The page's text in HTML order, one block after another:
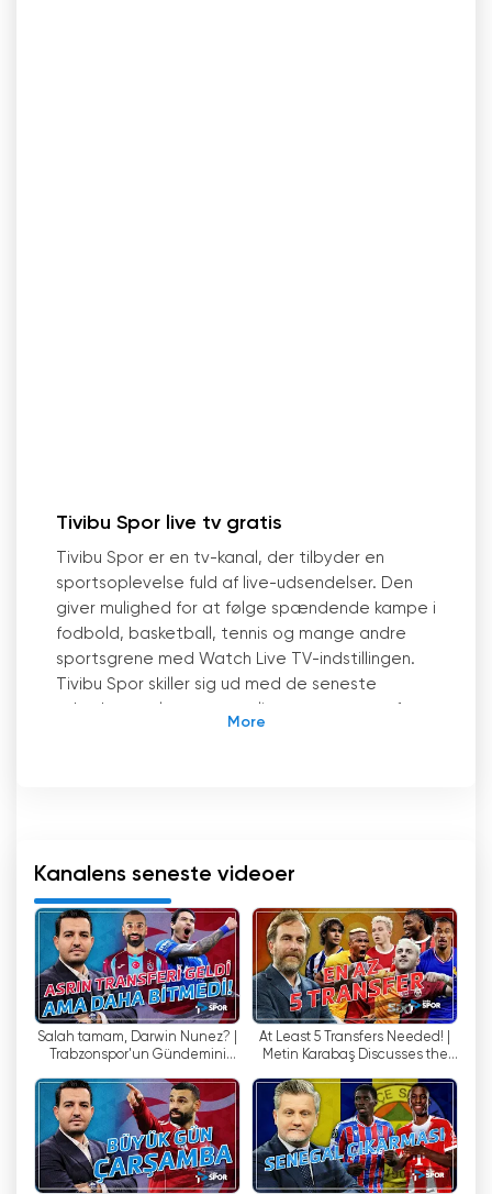
Tivibu Spor live tv gratis
Tivibu Spor er en tv-kanal, der tilbyder en
sportsoplevelse fuld af live-udsendelser. Den
giver mulighed for at følge spændende kampe i
fodbold, basketball, tennis og mange andre
sportsgrene med Watch Live TV-indstillingen.
Tivibu Spor skiller sig ud med de seneste
Türk Telekom. Kanalen sender populære
Tyrkiet samt internationale
sportsbegivenheder.
I samarbejde med beIN Sports Turkey har tivibu
Spor rettighederne til at sende tyske
fodboldligaer som Bundesliga og Bundesliga 2.
De sender også højdepunkter fra den belgiske
Pro League, den spanske La Liga, den italienske
Serie A og NBA-kampe. Disse
transmissionsrettigheder giver sportsfans
mulighed for at se kampe i forskellige ligaer.
Kanalens seneste videoer
Salah tamam, Darwin Nunez? |
Trabzonspor'un Gündemini
değerlendirdi.
At Least 5 Transfers Needed! |
Metin Karabaş Discusses the